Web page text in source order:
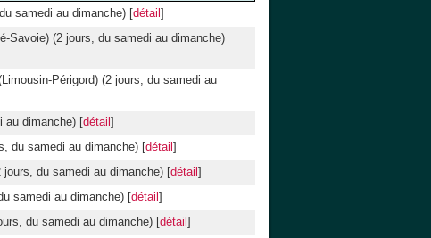
samedi au dimanche) [ détail
Savoie) (2 jours, du samedi au dimanche)
Périgord) (2 jours, du samedi au
dimanche) [ détail
du samedi au dimanche) [ détail
du samedi au dimanche) [ détail
samedi au dimanche) [ détail
du samedi au dimanche) [ détail